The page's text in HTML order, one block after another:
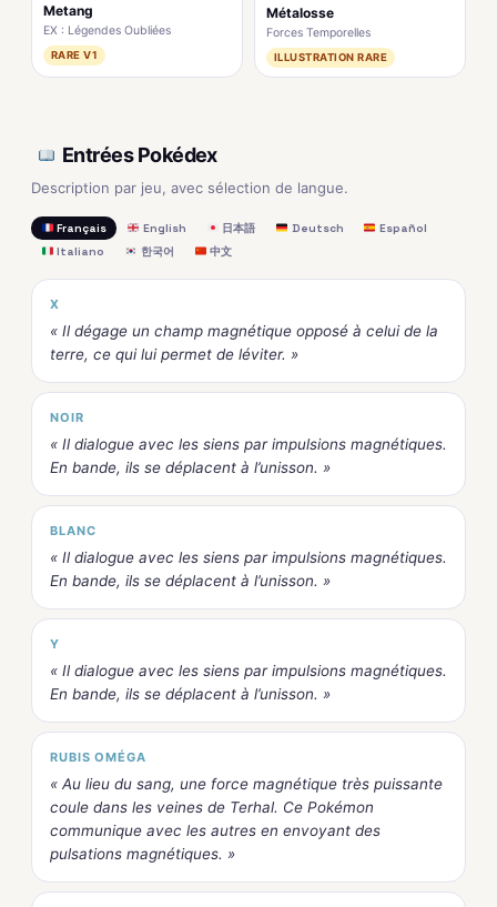
Metang
EX : Légendes Oubliées
RARE V1
Métalosse
Forces Temporelles
ILLUSTRATION RARE
Entrées Pokédex
Description par jeu, avec sélection de langue.
Français English 日本語 Deutsch
Español
Italiano
한국어 中文
X
« Il dégage un champ magnétique opposé à celui de la
terre, ce qui lui permet de léviter. »
NOIR
« Il dialogue avec les siens par impulsions magnétiques.
En bande, ils se déplacent à l’unisson. »
BLANC
« Il dialogue avec les siens par impulsions magnétiques.
En bande, ils se déplacent à l’unisson. »
Y
« Il dialogue avec les siens par impulsions magnétiques.
En bande, ils se déplacent à l’unisson. »
RUBIS OMÉGA
« Au lieu du sang, une force magnétique très puissante
coule dans les veines de Terhal. Ce Pokémon
communique avec les autres en envoyant des
pulsations magnétiques. »